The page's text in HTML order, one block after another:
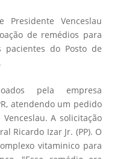
Venceslau
de remédios para
do Posto de
pela empresa
atendendo um pedido
A solicitação
Ricardo Izar Jr. (PP). O
vitaminico para